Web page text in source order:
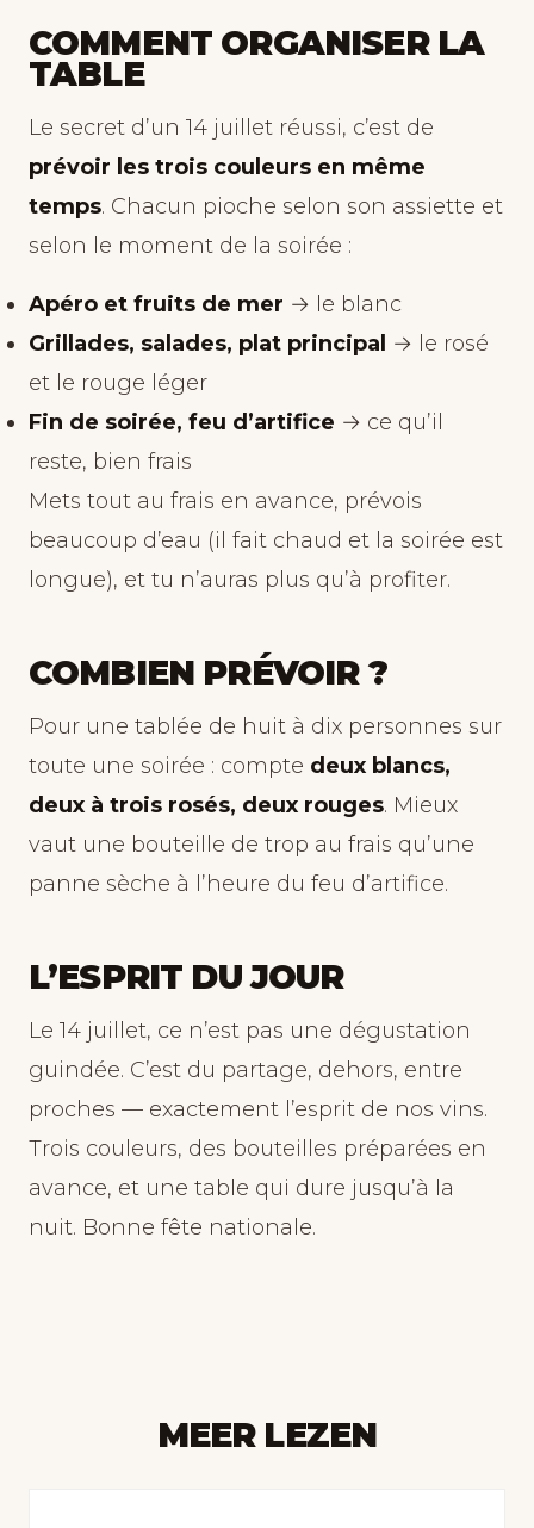
COMMENT ORGANISER LA
TABLE
Le secret d’un 14 juillet réussi, c’est de
prévoir les trois couleurs en même
temps. Chacun pioche selon son assiette et
selon le moment de la soirée :
Apéro et fruits de mer → le blanc
Grillades, salades, plat principal → le rosé
et le rouge léger
Fin de soirée, feu d’artifice → ce qu’il
reste, bien frais
Mets tout au frais en avance, prévois
beaucoup d’eau (il fait chaud et la soirée est
longue), et tu n’auras plus qu’à profiter.
COMBIEN PRÉVOIR ?
Pour une tablée de huit à dix personnes sur
toute une soirée : compte deux blancs,
deux à trois rosés, deux rouges. Mieux
vaut une bouteille de trop au frais qu’une
panne sèche à l’heure du feu d’artifice.
L’ESPRIT DU JOUR
Le 14 juillet, ce n’est pas une dégustation
guindée. C’est du partage, dehors, entre
proches — exactement l’esprit de nos vins.
Trois couleurs, des bouteilles préparées en
avance, et une table qui dure jusqu’à la
nuit. Bonne fête nationale.
MEER LEZEN